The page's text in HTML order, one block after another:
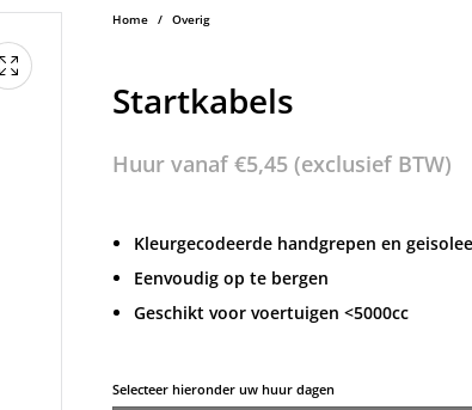
Home / Overig
Startkabels
Huur vanaf €5,45 (exclusief BTW)
Kleurgecodeerde handgrepen en
Eenvoudig op te bergen
Geschikt voor voertuigen <5000cc
Selecteer hieronder uw huur dagen